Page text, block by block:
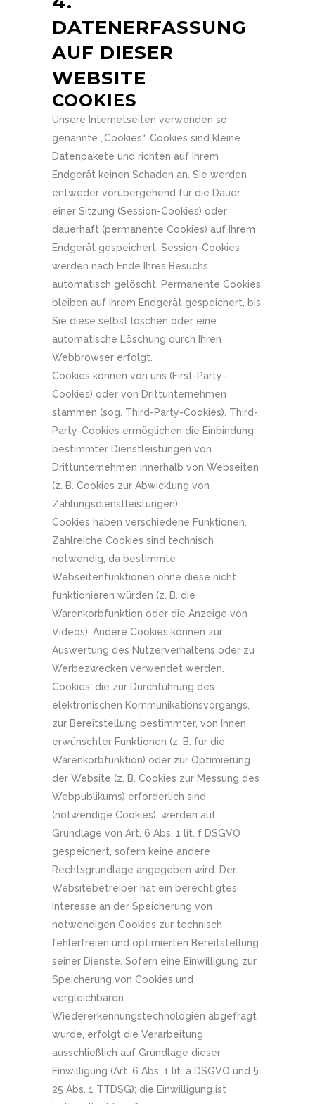
DATENERFASSUNG
AUF DIESER
WEBSITE
COOKIES
Unsere Internetseiten verwenden so
genannte „Cookies“. Cookies sind kleine
Datenpakete und richten auf Ihrem
Endgerät keinen Schaden an. Sie werden
entweder vorübergehend für die Dauer
einer Sitzung (Session-Cookies) oder
dauerhaft (permanente Cookies) auf Ihrem
Endgerät gespeichert. Session-Cookies
werden nach Ende Ihres Besuchs
automatisch gelöscht. Permanente Cookies
bleiben auf Ihrem Endgerät gespeichert, bis
Sie diese selbst löschen oder eine
automatische Löschung durch Ihren
Webbrowser erfolgt.
Cookies können von uns (First-Party-
Cookies) oder von Drittunternehmen
stammen (sog. Third-Party-Cookies). Third-
Party-Cookies ermöglichen die Einbindung
bestimmter Dienstleistungen von
Drittunternehmen innerhalb von Webseiten
(z. B. Cookies zur Abwicklung von
Zahlungsdienstleistungen).
Cookies haben verschiedene Funktionen.
Zahlreiche Cookies sind technisch
notwendig, da bestimmte
Webseitenfunktionen ohne diese nicht
funktionieren würden (z. B. die
Warenkorbfunktion oder die Anzeige von
Videos). Andere Cookies können zur
Auswertung des Nutzerverhaltens oder zu
Werbezwecken verwendet werden.
Cookies, die zur Durchführung des
elektronischen Kommunikationsvorgangs,
zur Bereitstellung bestimmter, von Ihnen
erwünschter Funktionen (z. B. für die
Warenkorbfunktion) oder zur Optimierung
der Website (z. B. Cookies zur Messung des
Webpublikums) erforderlich sind
(notwendige Cookies), werden auf
Grundlage von Art. 6 Abs. 1 lit. f DSGVO
gespeichert, sofern keine andere
Rechtsgrundlage angegeben wird. Der
Websitebetreiber hat ein berechtigtes
Interesse an der Speicherung von
notwendigen Cookies zur technisch
fehlerfreien und optimierten Bereitstellung
seiner Dienste. Sofern eine Einwilligung zur
Speicherung von Cookies und
vergleichbaren
Wiedererkennungstechnologien abgefragt
wurde, erfolgt die Verarbeitung
ausschließlich auf Grundlage dieser
Einwilligung (Art. 6 Abs. 1 lit. a DSGVO und §
25 Abs. 1 TTDSG); die Einwilligung ist